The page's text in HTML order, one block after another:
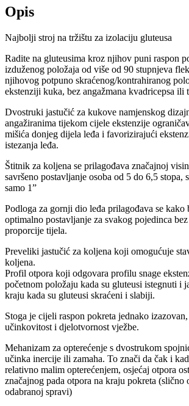
Opis
Najbolji stroj na tržištu za izolaciju gluteusa
Radite na gluteusima kroz njihov puni raspon
izduženog položaja od više od 90 stupnjeva
njihovog potpuno skraćenog/kontrahiranog
ekstenziji kuka, bez angažmana kvadricepsa ili
Dvostruki jastučić za kukove namjenskog
angažiranima tijekom cijele ekstenzije
mišića donjeg dijela leđa i favorizirajući
istezanja leđa.
Štitnik za koljena se prilagođava značajnoj
savršeno postavljanje osoba od 5 do 6,5 stopa,
samo 1”
Podloga za gornji dio leđa prilagođava se kako
optimalno postavljanje za svakog pojedinca
proporcije tijela.
Preveliki jastučić za koljena koji omogućuje
koljena.
Profil otpora koji odgovara profilu snage
početnom položaju kada su gluteusi istegnuti i
kraju kada su gluteusi skraćeni i slabiji.
Stoga je cijeli raspon pokreta jednako
učinkovitost i djelotvornost vježbe.
Mehanizam za opterećenje s dvostrukom
učinka inercije ili zamaha. To znači da čak i
relativno malim opterećenjem, osjećaj otpora
značajnog pada otpora na kraju pokreta (slično
odabranoj spravi)